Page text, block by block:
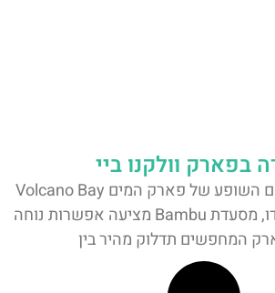
חבוי בכפר יער הגשם השופע של פארק המים Volcano Bay
של יוניברסל אורלנדו, מסעדת Bambu מציעה אפשרות נוחה
המחפשים תדלוק מהיר בין